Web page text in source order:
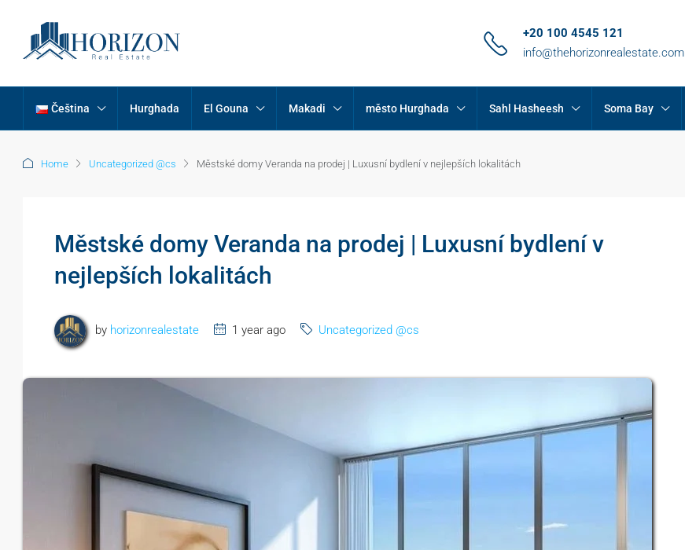
+20 100 4545 121
info@thehorizonrealestate.com
Čeština Hurghada El Gouna Makadi město Hurghada Sahl Hasheesh Soma Bay
Home Uncategorized @cs Městské domy Veranda na prodej | Luxusní bydlení v nejlepších lokalitách
Městské domy Veranda na prodej | Luxusní bydlení v
nejlepších lokalitách
by horizonrealestate 1 year ago Uncategorized @cs